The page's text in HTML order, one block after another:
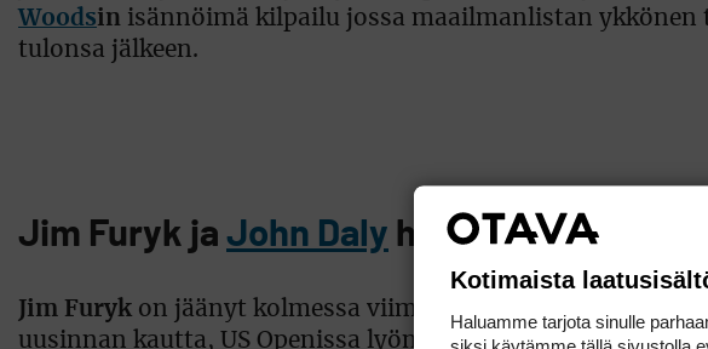
Woodsin isännöimä kilpailu jossa maailmanlistan ykkönen
tulonsa jälkeen.
Jim Furyk ja John Daly huomion
Jim Furyk on jäänyt kolmessa viimeisessä kisassaan
uusinnan kautta, US Openissa lyönnillä Angel Cabreralle
Kotimaista
Haluamme tarjota sinulle
siksi käytämme tällä sivustolla